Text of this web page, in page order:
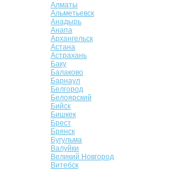
Алматы
Альметьевск
Анадырь
Анапа
Архангельск
Астана
Астрахань
Баку
Балаково
Барнаул
Белгород
Белоярский
Бийск
Бишкек
Брест
Брянск
Бугульма
Валуйки
Великий Новгород
Витебск